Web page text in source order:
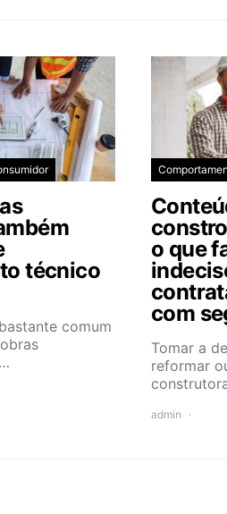
técnico
comum
o que
com
Tomar a
reformar
admin